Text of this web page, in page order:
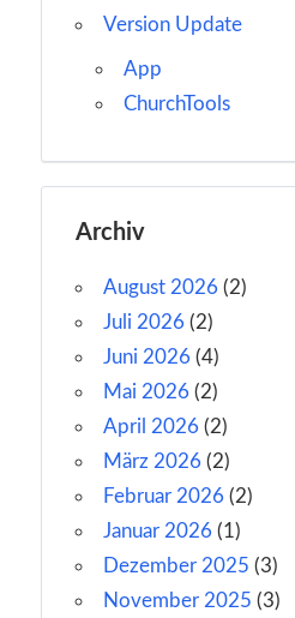
Version Update
App
ChurchTools
Archiv
August 2026 (2)
Juli 2026 (2)
Juni 2026 (4)
Mai 2026 (2)
April 2026 (2)
März 2026 (2)
Februar 2026 (2)
Januar 2026 (1)
Dezember 2025 (3)
November 2025 (3)